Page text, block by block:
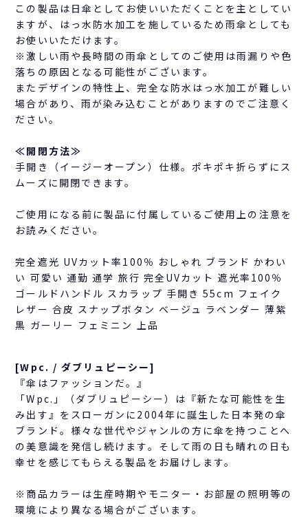
この製品は日傘としてお使いいただくことを主としてい
ますが、はっ水防水加工を施しているため雨傘としても
お使いいただけます。
※激しい雨や長時間の雨傘としてのご使用は雨漏りや色
落ちの原因となる可能性がございます。
またデザインの特性上、完全な防水はっ水加工が難しい
場合があり、雨が染み込むことがありますのでご注意く
ださい。
≪開閉方法≫
手開き（イージーオープン）仕様。ポキポキ折らずにス
ムーズに開閉できます。
ご使用になる前に製品に付属しているご使用上の注意を
お読みください。
完全遮光 UVカット率100％ おしゃれ ブランド かわい
い 可愛い 通勤 通学 旅行 完全UVカット 遮光率100％
ゴールドハンドル スカラップ 手開き 55cm フェイク
レザー 合皮 スナップボタン ベージュ ラベンダー 薄紫
黒 ガーリー フェミニン 上品
[Wpc. / ダブリュピーシー]
『傘はファッションだ。』
「Wpc.」（ダブリュピーシー）は『新たな可能性を生
み出す』をスローガンに2004年に誕生した日本発の傘
ブランド。様々な世代やジャンルの方に傘を持つことへ
の美意識を発信し続けます。そして雨の日も晴れの日も
幸せを感じてもらえる製品をお届けします。
※商品カラーは生産時期やモニター・お部屋の照明等の
環境により異なる場合がございます。